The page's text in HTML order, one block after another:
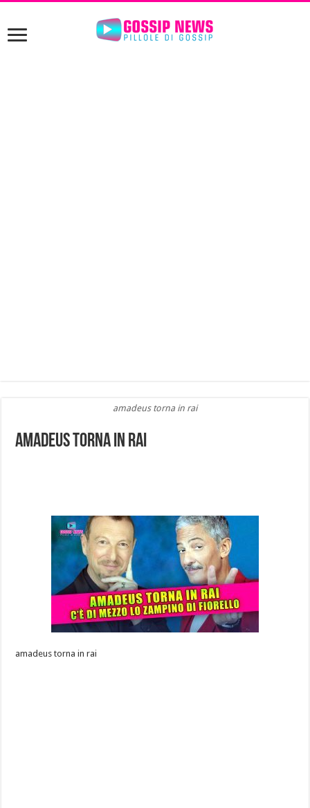
amadeus torna in rai
amadeus torna in rai
amadeus torna in rai